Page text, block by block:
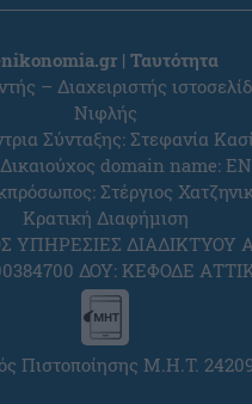
| Ταυτότητα
– Διαχειριστής
Νιφλής
Σύνταξης: Στεφανία
Δικαιούχος domain name:
Στέργιος
Κρατική Διαφήμιση
ΥΠΗΡΕΣΙΕΣ ΔΙΑΔΙΚΤΥΟΥ
ΔΟΥ: ΚΕΦΟΔΕ
Πιστοποίησης Μ.Η.Τ.